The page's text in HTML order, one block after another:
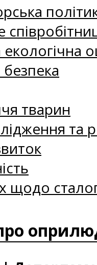
екологічна
тварин
та
щодо